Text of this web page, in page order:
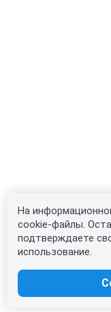
На
cookie-файлы.
подтверждаете
использование.